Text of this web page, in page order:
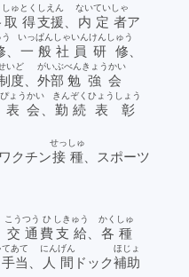
取得
しゅとく
支援
しえん
、 内定者
ないていしゃ
ア
、 一般
いっぱん
社員
しゃいん
研修
けんしゅう
、
度
いど
、外部
がいぶ
勉強会
べんきょうかい
表会
ょうかい
、 勤続
きんぞく
表彰
ひょうしょう
クチン接種
せっしゅ
、スポーツ
交通
こうつう
費
ひ
支給
しきゅう
、 各種
かくしゅ
手当
てあて
、 人間
にんげん
ドック補助
ほじょ